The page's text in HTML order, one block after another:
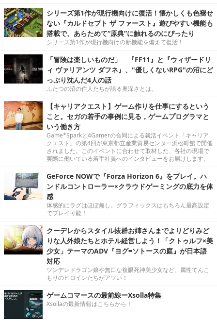
シリーズ第1作が現行機向けに復活！懐かしくも色褪せ
ない『カルドセプト ザ ファースト』遊びやすい機能も
搭載で、あらためて“原典”に触れるのにぴったり
シリーズ第1作が現行機向けの新機能を備えて復活！
「冒険は楽しいものだ」 ─『FF11』と『ウィザードリ
ィ ヴァリアンツ ダフネ』、"優しくないRPG"の沼にど
っぷり沈んだ4人の話
ふたつの沼の住人たちが語る奥深さとは。
【キャリアクエスト】ゲーム作りを仕事にするという
こと。セガの若手の事例に見る，ゲームプログラマと
いう働き方
Game*Sparkと4Gamerの合同による就活イベント「キャリア
クエスト」の第4回が東京都立産業貿易センター浜松町館で開催
されました。このイベントに合わせて取材した、各社の現場で
実際に働いている若手社員へのインタビューをお届けします。
GeForce NOWで『Forza Horizon 6』をプレイ。ハ
ンドルコントローラー×クラウドゲーミングの底力を体
感
体感的にラグはほぼ無し。グラフィックスはもちろん最高設定
でプレイ可能！
クーデレからスタイル抜群お姉さんまでよりどりみど
りな人外娘たちとホテル経営しよう！「クトゥルフ×美
少女」テーマのADV『ヨグ=ソトースの庭』が日本語
対応
ツンデレドラゴン娘や無口な複眼死神美少女など、属性てんこ
もりのヒロインたちがアツい！
ゲームコマースの最前線ーXsolla特集
Xsollaの最新情報はこちらから！